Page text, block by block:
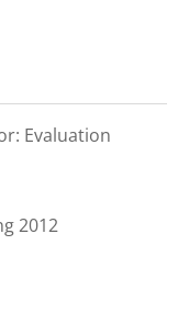
Evaluation
2012